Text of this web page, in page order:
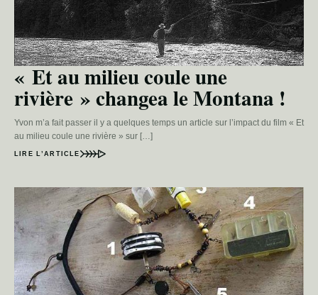
« Et au milieu coule une
rivière » changea le Montana !
Yvon m’a fait passer il y a quelques temps un article sur l’impact du film « Et
au milieu coule une rivière » sur […]
LIRE L’ARTICLE